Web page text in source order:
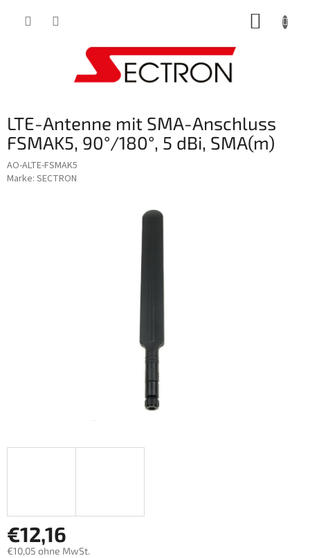
LTE-Antenne mit SMA-Anschluss
FSMAK5, 90°/180°, 5 dBi, SMA(m)
AO-ALTE-FSMAK5
Marke: SECTRON
€12,16
€10,05 ohne MwSt.